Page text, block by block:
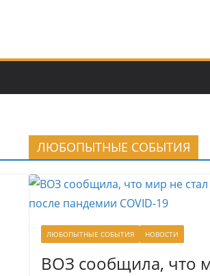
ЛЮБОПЫТНЫЕ СОБЫТИЯ
ЛЮБОПЫТНЫЕ СОБЫТИЯ НОВОСТИ
ВОЗ сообщила, что